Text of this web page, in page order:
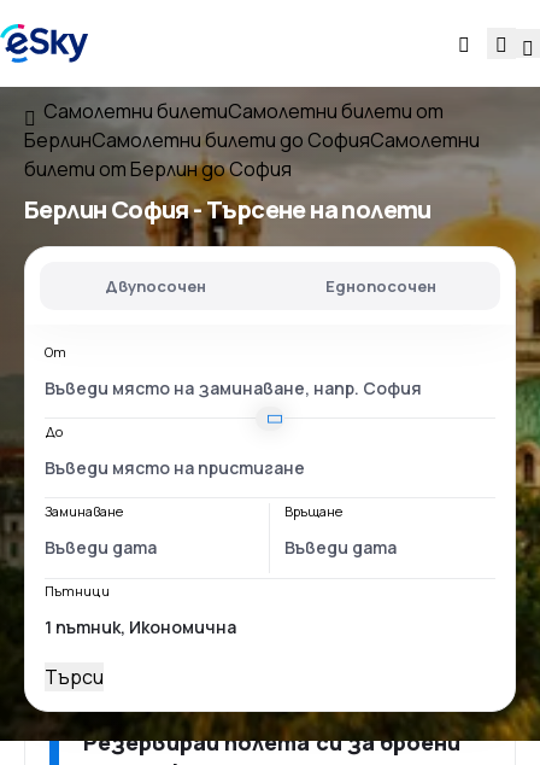
Самолетни билетиСамолетни билети от
БерлинСамолетни билети до СофияСамолетни
билети от Берлин до София
Берлин София- Търсене на полети
Двупосочен Еднопосочен
От
До
Заминаване Връщане
Пътници
Търси
Резервирай полета си за броени